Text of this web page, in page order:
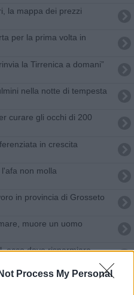
Process My Personal
la mappa dei prezzi
per la prima volta in
la Tirrenica a domani”
nella notte di tempesta
curare gli occhi di 200
in crescita
non molla
in provincia di Grosseto
muore un uomo
ecco dove risparmiare
6 Spighe Verdi